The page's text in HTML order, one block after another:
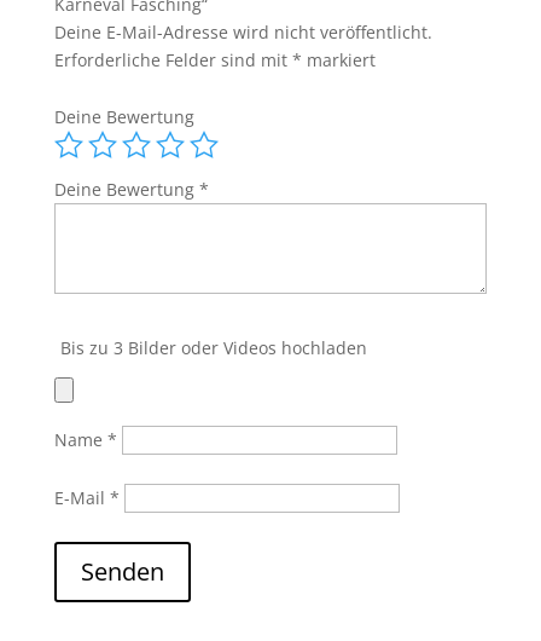
Zahnfee
Kostüm
Karneval
Menge
Karneval Fasching“
Deine E-Mail-Adresse wird nicht veröffentlicht.
Erforderliche Felder sind mit * markiert
Deine Bewertung
Deine Bewertung *
Bis zu 3 Bilder oder Videos hochladen
Name *
E-Mail *
Senden